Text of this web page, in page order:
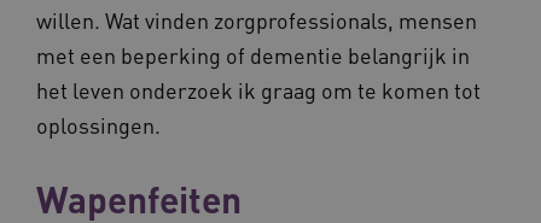
willen. Wat vinden zorgprofessionals, mensen
met een beperking of dementie belangrijk in
het leven onderzoek ik graag om te komen tot
oplossingen.
Wapenfeiten